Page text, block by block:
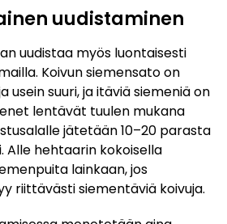
uudistaminen
uudistaa myös luontaisesti
Koivun siemensato on
usein suuri, ja itäviä siemeniä on
lentävät tuulen mukana
jätetään 10–20 parasta
Alle hehtaarin kokoisella
lainkaan, jos
riittävästi siementäviä koivuja.